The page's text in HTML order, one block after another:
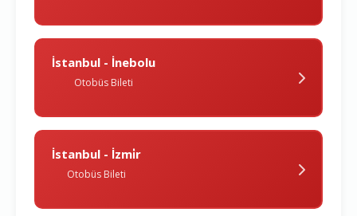
İstanbul - İnebolu
Otobüs Bileti
İstanbul - İzmi̇r
Otobüs Bileti